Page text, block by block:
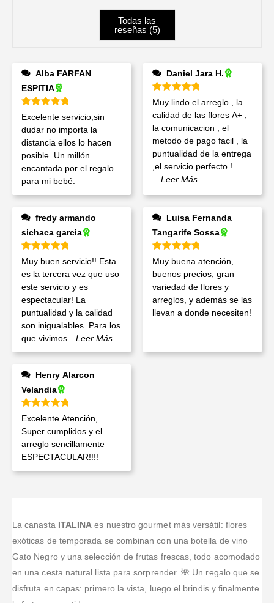
Todas las
reseñas (5)
ESPITIA
Valorado en 5de 5
Excelente servicio,sin
dudar no importa la
distancia ellos lo hacen
posible. Un millón
encantada por el regalo
para mi bebé.
Daniel Jara H.
Valorado en 5de 5
Muy lindo el arreglo , la
calidad de las flores A+ ,
la comunicacion , el
metodo de pago facil , la
puntualidad de la entrega
,el servicio perfecto !
...Leer Más
sichaca garcia
Valorado en 5de 5
Muy buen servicio!! Esta
es la tercera vez que uso
este servicio y es
espectacular! La
puntualidad y la calidad
son inigualables. Para los
que vivimos...Leer Más
Tangarife Sossa
Valorado en5de 5
Muy buena atención,
buenos precios, gran
variedad de flores y
arreglos, y además se las
llevan a donde necesiten!
Velandia
Valorado en5de 5
Excelente Atención,
Super cumplidos y el
arreglo sencillamente
ESPECTACULAR!!!!
La canasta ITALINA es nuestro gourmet más versátil: flores
exóticas de temporada se combinan con una botella de vino
Gato Negro y una selección de frutas frescas, todo acomodado
en una cesta natural lista para sorprender. 🌺 Un regalo que se
disfruta en capas: primero la vista, luego el brindis y finalmente